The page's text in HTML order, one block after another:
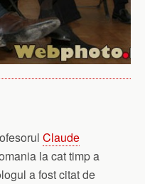
Claude
la cat timp a
a fost citat de